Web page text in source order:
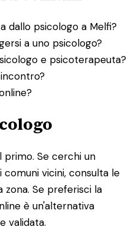
dallo psicologo a Melfi?
a uno psicologo?
e psicoterapeuta?
primo. Se cerchi un
comuni vicini, consulta le
zona. Se preferisci la
è un'alternativa
validata.